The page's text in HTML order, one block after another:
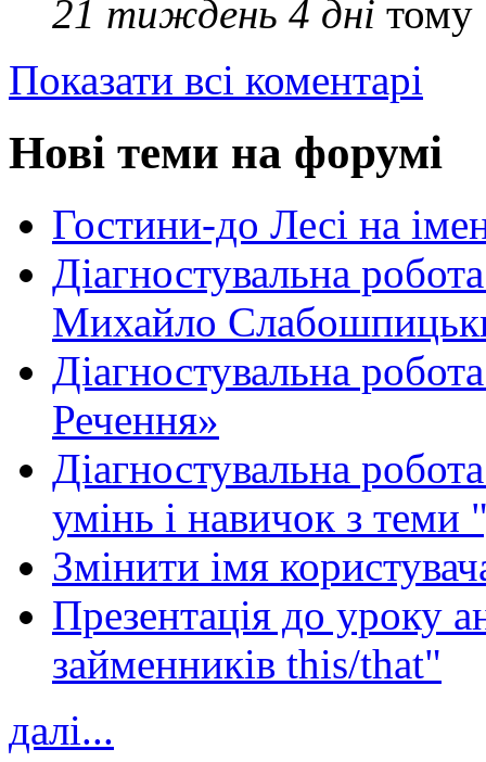
21 тиждень 4 дні тому
Показати всі коментарі
Нові теми на форумі
Гостини-до Лесі на
Діагностувальна
Михайло
Діагностувальна
Речення»
Діагностувальна
умінь і навичок з теми
Змінити імя
Презентація до уроку
займенників this/that"
далі...